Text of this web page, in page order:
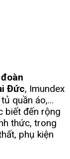
Đức, Imundex
quần áo,…
biết đến rộng
thức, trong
phụ kiện